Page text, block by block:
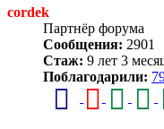
cordek
Партнёр форума
Сообщения: 2901
Стаж: 9 лет 3
Поблагодарили: